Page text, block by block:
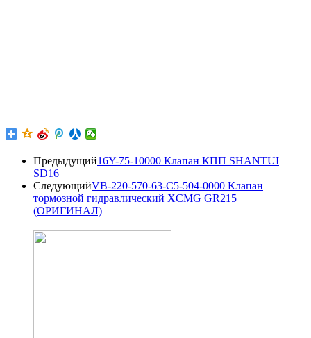
Предыдущий16Y-75-10000 Клапан КПП SHANTUI
SD16
СледующийVB-220-570-63-C5-504-0000 Клапан
тормозной гидравлический XCMG GR215
(ОРИГИНАЛ)